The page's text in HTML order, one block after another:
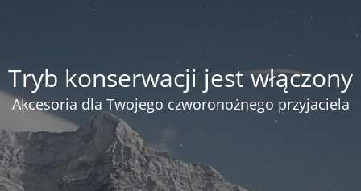
Tryb konserwacji jest włączony
Akcesoria dla Twojego czworonożnego przyjaciela